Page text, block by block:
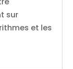
sur
et les